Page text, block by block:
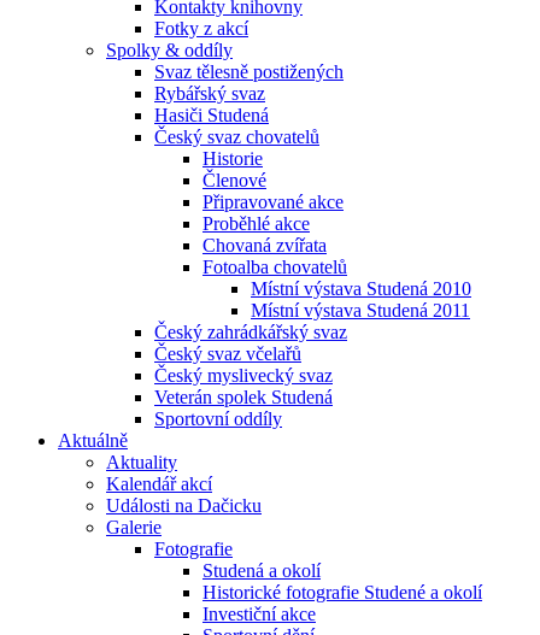
Kontakty knihovny
Fotky z akcí
Spolky & oddíly
Svaz tělesně postižených
Rybářský svaz
Hasiči Studená
Český svaz chovatelů
Historie
Členové
Připravované akce
Proběhlé akce
Chovaná zvířata
Fotoalba chovatelů
Místní výstava Studená 2010
Místní výstava Studená 2011
Český zahrádkářský svaz
Český svaz včelařů
Český myslivecký svaz
Veterán spolek Studená
Sportovní oddíly
Aktuálně
Aktuality
Kalendář akcí
Události na Dačicku
Galerie
Fotografie
Studená a okolí
Historické fotografie Studené a okolí
Investiční akce